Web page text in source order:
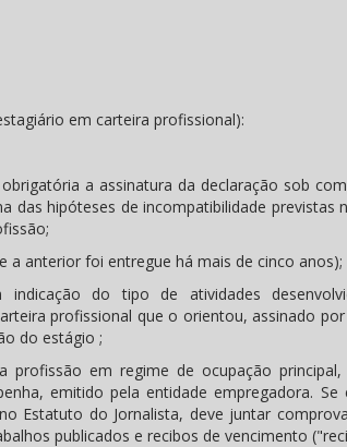
em carteira profissional):
a assinatura da declaração sob
das hipóteses de incompatibilidade previstas
anterior foi entregue há mais de cinco anos);
do tipo de atividades
profissional que o orientou, assinado
do estágio ;
em regime de ocupação
emitido pela entidade empregadora.
Estatuto do Jornalista, deve juntar
publicados e recibos de vencimento